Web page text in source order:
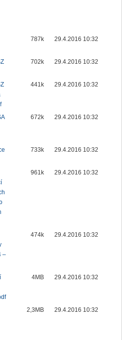
787k 29.4.2016 10:32
702k 29.4.2016 10:32
441k 29.4.2016 10:32
672k 29.4.2016 10:32
733k 29.4.2016 10:32
961k 29.4.2016 10:32
–
474k 29.4.2016 10:32
4MB 29.4.2016 10:32
2,3MB 29.4.2016 10:32